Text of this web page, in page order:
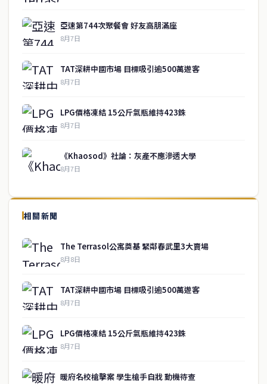
亞速第744次聚餐會 好友高朋滿座
8月7日
TAT深耕中國市場 目標吸引逾500萬遊客
8月7日
LPG價格凍結 15公斤氣瓶維持423銖
8月7日
《Khaosod》社論：灰產不應滲透大學
8月7日
相關新聞
The Terrasol公寓奠基 緊鄰春武里3大賣場
8月8日
TAT深耕中國市場 目標吸引逾500萬遊客
8月7日
LPG價格凍結 15公斤氣瓶維持423銖
8月7日
暖府名校槍擊案 學生槍手自戕 動機待查
泰國中文新聞（TCN）是一家總部設於曼谷的中文新聞媒體，致力於
報導泰國當地政治、經濟、華人社群與社會時事，為在泰華人讀者提
供即時、客觀、多元的中文新聞內容。
快速連結
即時
政治
綜合
工商
service@thaichinesenews.com ↑ 回到頂端